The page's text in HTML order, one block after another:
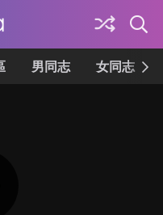
男同志 女同志